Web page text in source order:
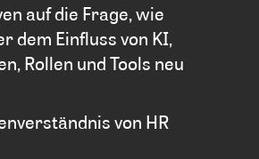
auf die Frage, wie
dem Einfluss von KI,
Rollen und Tools neu
von HR